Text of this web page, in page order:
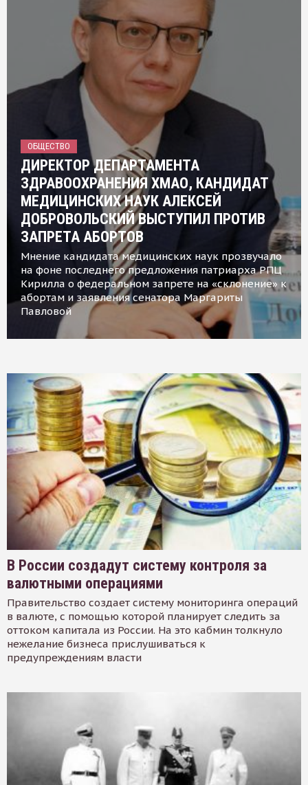
ОБЩЕСТВО
ДИРЕКТОР ДЕПАРТАМЕНТА
ЗДРАВООХРАНЕНИЯ ХМАО, КАНДИДАТ
МЕДИЦИНСКИХ НАУК АЛЕКСЕЙ
ДОБРОВОЛЬСКИЙ ВЫСТУПИЛ ПРОТИВ
ЗАПРЕТА АБОРТОВ
Мнение кандидата медицинских наук прозвучало
на фоне последнего предложения патриарха РПЦ
Кирилла о федеральном запрете на «склонение» к
абортам и заявления сенатора Маргариты
Павловой
В России создадут систему контроля за
валютными операциями
Правительство создает систему мониторинга операций
в валюте, с помощью которой планирует следить за
оттоком капитала из России. На это кабмин толкнуло
нежелание бизнеса прислушиваться к
предупреждениям власти